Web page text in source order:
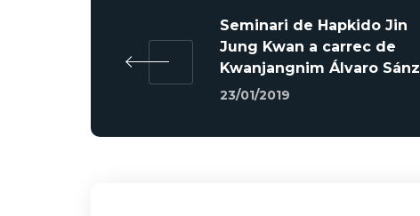
Seminari de Hapkido Jin
Jung Kwan a carrec de
Kwanjangnim Álvaro Sánz
23/01/2019